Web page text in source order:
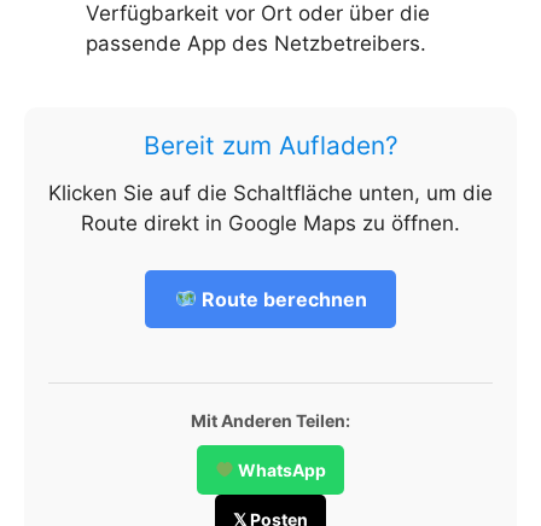
Verfügbarkeit vor Ort oder über die
passende App des Netzbetreibers.
Bereit zum Aufladen?
Klicken Sie auf die Schaltfläche unten, um die
Route direkt in Google Maps zu öffnen.
Route berechnen
Mit Anderen Teilen:
WhatsApp
𝕏 Posten